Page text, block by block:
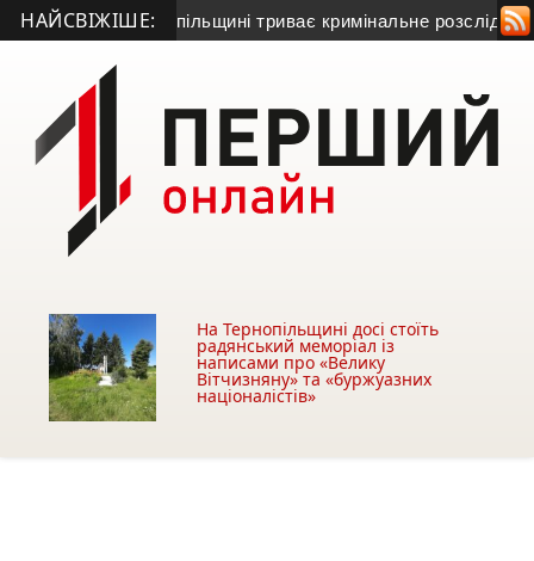
НАЙСВІЖІШЕ:
на Тернопільщині триває кримінальне розслідування •
На Тернопільщині досі стоїть
радянський меморіал із
написами про «Велику
Вітчизняну» та «буржуазних
націоналістів»